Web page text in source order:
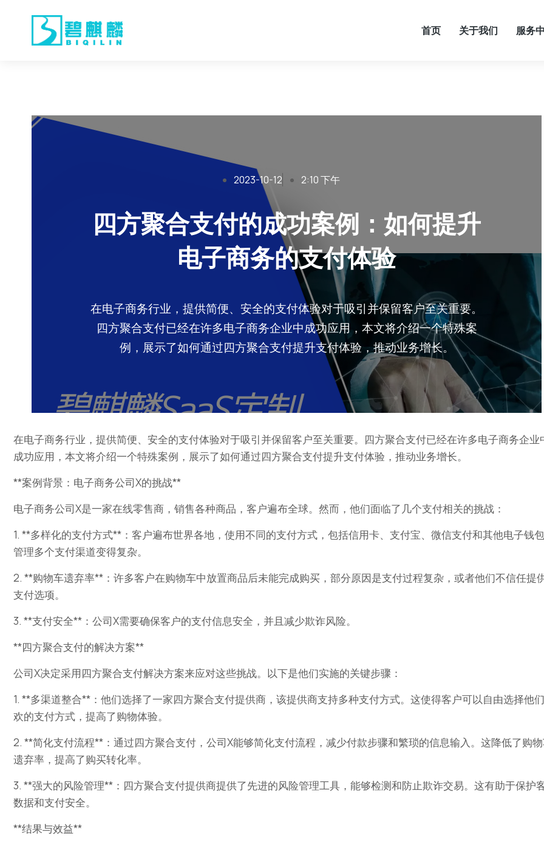
首页 关于我们 服务
2023-10-12 2:10 下午
四方聚合支付的成功案例：如何提升
电子商务的支付体验
在电子商务行业，提供简便、安全的支付体验对于吸引并保留客户至关重要。
四方聚合支付已经在许多电子商务企业中成功应用，本文将介绍一个特殊案
例，展示了如何通过四方聚合支付提升支付体验，推动业务增长。
在电子商务行业，提供简便、安全的支付体验对于吸引并保留客户至关重要。四方聚合支付已经在许多电子商务企业
成功应用，本文将介绍一个特殊案例，展示了如何通过四方聚合支付提升支付体验，推动业务增长。
**案例背景：电子商务公司X的挑战**
电子商务公司X是一家在线零售商，销售各种商品，客户遍布全球。然而，他们面临了几个支付相关的挑战：
1. **多样化的支付方式**：客户遍布世界各地，使用不同的支付方式，包括信用卡、支付宝、微信支付和其他电子钱
管理多个支付渠道变得复杂。
2. **购物车遗弃率**：许多客户在购物车中放置商品后未能完成购买，部分原因是支付过程复杂，或者他们不信任提
支付选项。
3. **支付安全**：公司X需要确保客户的支付信息安全，并且减少欺诈风险。
**四方聚合支付的解决方案**
公司X决定采用四方聚合支付解决方案来应对这些挑战。以下是他们实施的关键步骤：
1. **多渠道整合**：他们选择了一家四方聚合支付提供商，该提供商支持多种支付方式。这使得客户可以自由选择他
欢的支付方式，提高了购物体验。
2. **简化支付流程**：通过四方聚合支付，公司X能够简化支付流程，减少付款步骤和繁琐的信息输入。这降低了购
遗弃率，提高了购买转化率。
3. **强大的风险管理**：四方聚合支付提供商提供了先进的风险管理工具，能够检测和防止欺诈交易。这有助于保护
数据和支付安全。
**结果与效益**